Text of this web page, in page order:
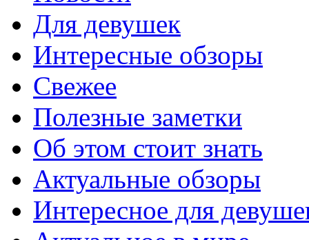
Для девушек
Интересные обзоры
Свежее
Полезные заметки
Об этом стоит знать
Актуальные обзоры
Интересное для